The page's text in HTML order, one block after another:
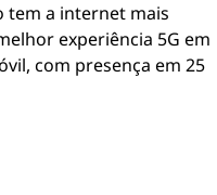
tem a internet mais
experiência 5G em
com presença em 25